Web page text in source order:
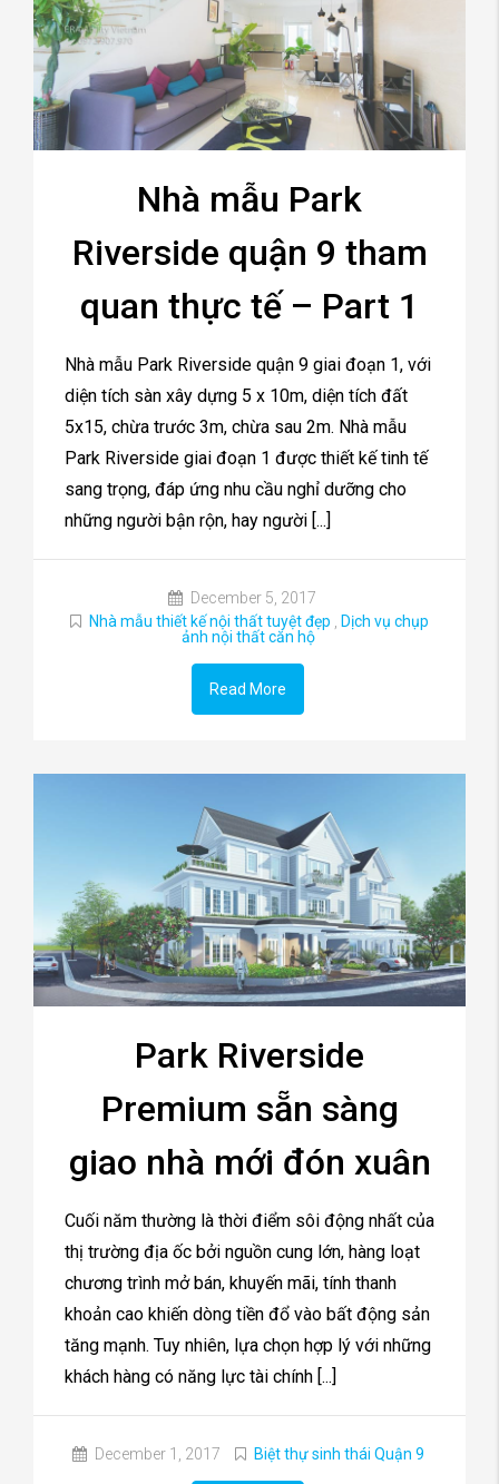
Nhà mẫu Park
Riverside quận 9 tham
quan thực tế – Part 1
Nhà mẫu Park Riverside quận 9 giai đoạn 1, với
diện tích sàn xây dựng 5 x 10m, diện tích đất
5x15, chừa trước 3m, chừa sau 2m. Nhà mẫu
Park Riverside giai đoạn 1 được thiết kế tinh tế
sang trọng, đáp ứng nhu cầu nghỉ dưỡng cho
những người bận rộn, hay người [...]
December 5, 2017
Nhà mẫu thiết kế nội thất tuyệt đẹp , Dịch vụ chụp
ảnh nội thất căn hộ
Read More
Park Riverside
Premium sẵn sàng
giao nhà mới đón xuân
Cuối năm thường là thời điểm sôi động nhất của
thị trường địa ốc bởi nguồn cung lớn, hàng loạt
chương trình mở bán, khuyến mãi, tính thanh
khoản cao khiến dòng tiền đổ vào bất động sản
tăng mạnh. Tuy nhiên, lựa chọn hợp lý với những
khách hàng có năng lực tài chính [...]
December 1, 2017 Biệt thự sinh thái Quận 9